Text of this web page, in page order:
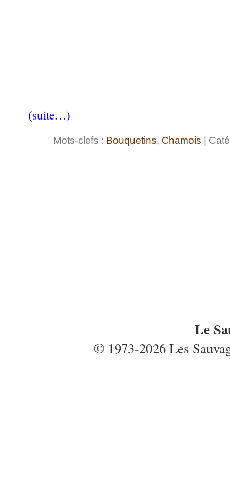
(suite…)
Mots-clefs : Bouquetins, Chamois |
Le
© 1973-2026 Les